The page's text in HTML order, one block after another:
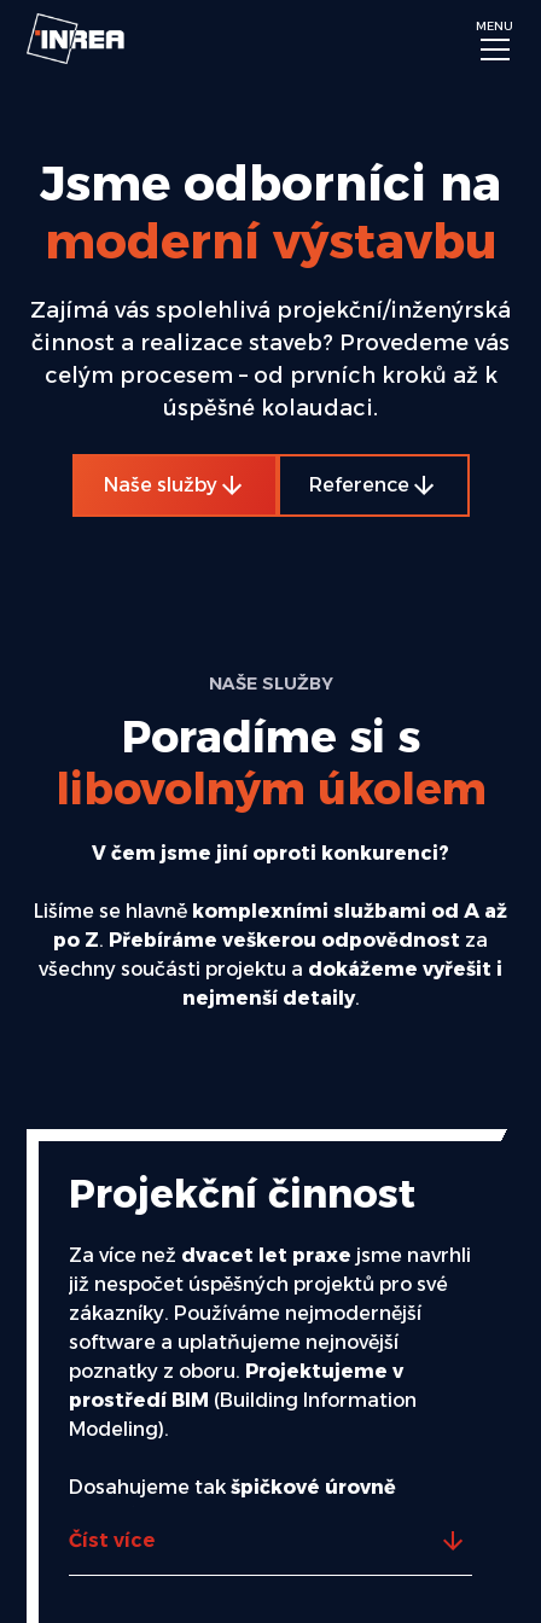
MENU
Jsme odborníci na
moderní výstavbu
Zajímá vás spolehlivá projekční/inženýrská
činnost a realizace staveb? Provedeme vás
celým procesem – od prvních kroků až k
úspěšné kolaudaci.
Naše služby Reference
NAŠE SLUŽBY
Poradíme si s
libovolným úkolem
V čem jsme jiní oproti konkurenci?
Lišíme se hlavně komplexními službami od A až
po Z. Přebíráme veškerou odpovědnost za
všechny součásti projektu a dokážeme vyřešit i
nejmenší detaily.
Projekční činnost
Za více než dvacet let praxe jsme navrhli
již nespočet úspěšných projektů pro své
zákazníky. Používáme nejmodernější
software a uplatňujeme nejnovější
poznatky z oboru. Projektujeme v
prostředí BIM (Building Information
Modeling).
Dosahujeme tak špičkové úrovně
nežádoucích kolizí
poskytneme isamotnou projekční
Číst více